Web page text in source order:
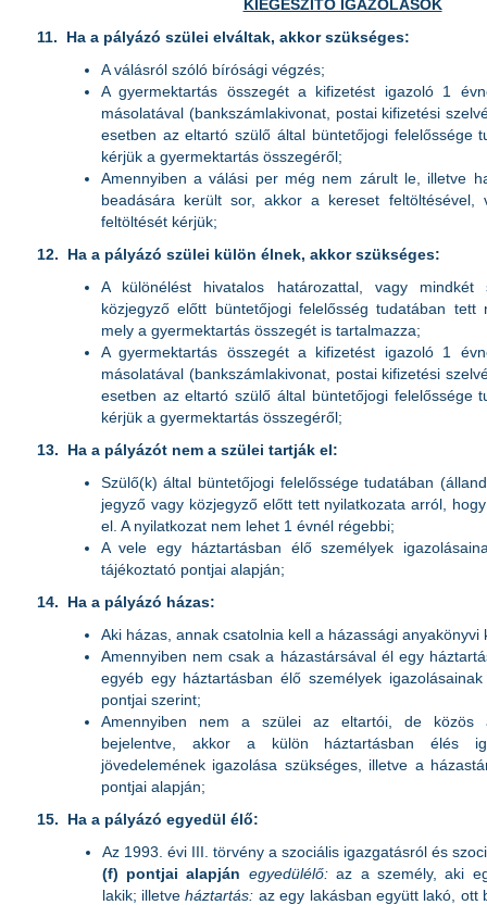
KIEGÉSZÍTŐ IGAZOLÁSOK
11. Ha a pályázó szülei elváltak, akkor szükséges:
A válásról szóló bírósági végzés;
A gyermektartás összegét a kifizetést igazoló 1
másolatával (bankszámlakivonat, postai kifizetési
esetben az eltartó szülő által büntetőjogi felelőssége
kérjük a gyermektartás összegéről;
Amennyiben a válási per még nem zárult le, illetve
beadására került sor, akkor a kereset feltöltésével,
feltöltését kérjük;
12. Ha a pályázó szülei külön élnek, akkor szükséges:
A különélést hivatalos határozattal, vagy
közjegyző előtt büntetőjogi felelősség tudatában tett
mely a gyermektartás összegét is tartalmazza;
A gyermektartás összegét a kifizetést igazoló 1
másolatával (bankszámlakivonat, postai kifizetési
esetben az eltartó szülő által büntetőjogi felelőssége
kérjük a gyermektartás összegéről;
13. Ha a pályázót nem a szülei tartják el:
Szülő(k) által büntetőjogi felelőssége tudatában
jegyző vagy közjegyző előtt tett nyilatkozata arról,
el. A nyilatkozat nem lehet 1 évnél régebbi;
A vele egy háztartásban élő személyek
tájékoztató pontjai alapján;
14. Ha a pályázó házas:
Aki házas, annak csatolnia kell a házassági anyakönyvi
Amennyiben nem csak a házastársával él egy
egyéb egy háztartásban élő személyek
pontjai szerint;
Amennyiben nem a szülei az eltartói, de közös
bejelentve, akkor a külön háztartásban élés
jövedelemének igazolása szükséges, illetve a
pontjai alapján;
15. Ha a pályázó egyedül élő:
Az 1993. évi III. törvény a szociális igazgatásról és
(f) pontjai alapján egyedülélő:az a személy, aki
lakik; illetve háztartás: az egy lakásban együtt lakó, ott